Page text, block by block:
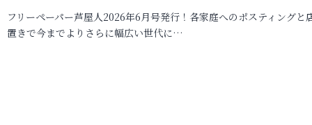
フリーペーパー芦屋人2026年6月号発行！各家庭へのポスティングと
置きで今までよりさらに幅広い世代に…